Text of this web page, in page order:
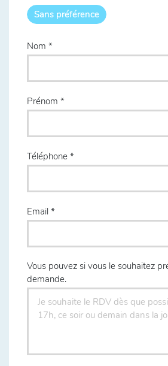
Sans préférence
Nom
Prénom
Téléphone
Email
Vous pouvez si vous le souhaitez
demande.